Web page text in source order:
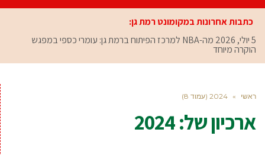
כתבות אחרונות במקומונט רמת גן:
5 יולי, 2026
מה-NBA למרכז הפיתוח ברמת גן: עומרי כספי במפגש
הוקרה מיוחד
ראשי » 2024 (עמוד 8)
ארכיון של:2024